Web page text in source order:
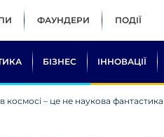
ФАУНДЕРИ ПОДІЇ
БІЗНЕС ІННОВАЦІЇ
– це не наукова фантастика